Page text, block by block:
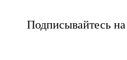
Подписывайтесь